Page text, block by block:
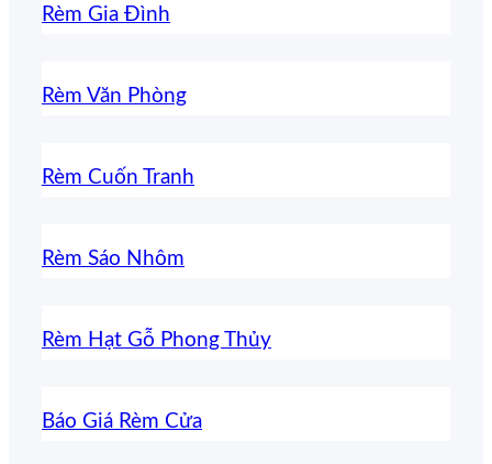
Rèm Gia Đình
Rèm Văn Phòng
Rèm Cuốn Tranh
Rèm Sáo Nhôm
Rèm Hạt Gỗ Phong Thủy
Báo Giá Rèm Cửa